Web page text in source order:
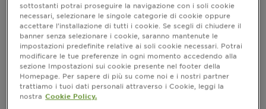
Cosa sono gli antiossidanti? Quali
benefici per la pelle?
Se vuoi valorizzare la tua bellezza naturale e
migliorare in generale la tua salute, è arrivato il
momento diincludere gli antiossidanti nella tua
routine di cura della pelle
sottostanti potrai proseguire la navigazione con i soli cookie
necessari, selezionare le singole categorie di cookie oppure
accettare l’installazione di tutti i cookie. Se scegli di chiudere il
banner senza selezionare i cookie, saranno mantenute le
impostazioni predefinite relative ai soli cookie necessari. Potrai
modificare le tue preferenze in ogni momento accedendo alla
sezione Impostazioni sui cookie presente nel footer della
Homepage. Per sapere di più su come noi e i nostri partner
trattiamo i tuoi dati personali attraverso i Cookie, leggi la
nostra Cookie Policy.